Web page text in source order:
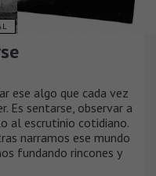
ese algo que cada vez
Es sentarse, observar a
al escrutinio cotidiano.
narramos ese mundo
fundando rincones y